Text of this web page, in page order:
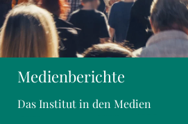
Medienberichte
Das Institut in den Medien